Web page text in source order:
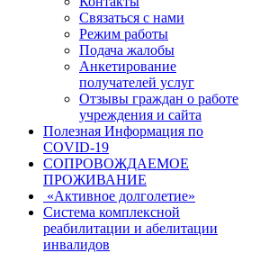
Связаться с нами
Режим работы
Подача жалобы
Анкетирование
получателей услуг
Отзывы граждан о работе
учреждения и сайта
Полезная Информация по
COVID-19
СОПРОВОЖДАЕМОЕ
ПРОЖИВАНИЕ
«Активное долголетие»
Система комплексной
реабилитации и абелитации
инвалидов